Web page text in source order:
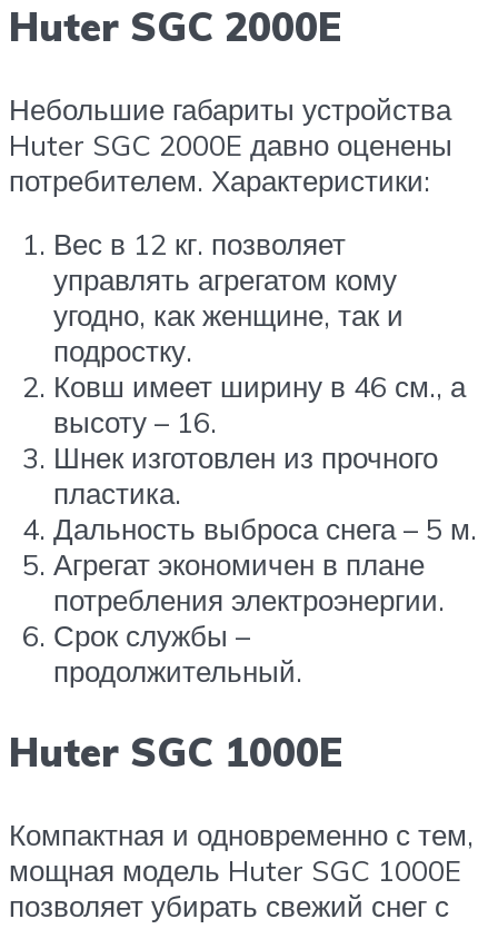
Huter SGC 2000E
Небольшие габариты устройства
Huter SGC 2000E давно оценены
потребителем. Характеристики:
Вес в 12 кг. позволяет
управлять агрегатом кому
угодно, как женщине, так и
подростку.
Ковш имеет ширину в 46 см., а
высоту – 16.
Шнек изготовлен из прочного
пластика.
Дальность выброса снега – 5 м.
Агрегат экономичен в плане
потребления электроэнергии.
Срок службы –
продолжительный.
Huter SGC 1000E
Компактная и одновременно с тем,
мощная модель Huter SGC 1000E
позволяет убирать свежий снег с